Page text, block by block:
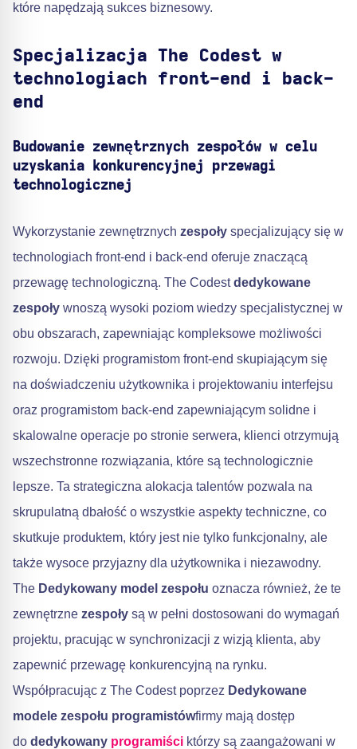
które napędzają sukces biznesowy.
Specjalizacja The Codest w
technologiach front-end i back-
end
Budowanie zewnętrznych zespołów w celu
uzyskania konkurencyjnej przewagi
technologicznej
Wykorzystanie zewnętrznych zespoły specjalizujący się w
technologiach front-end i back-end oferuje znaczącą
przewagę technologiczną. The Codestdedykowane
zespoły wnoszą wysoki poziom wiedzy specjalistycznej w
obu obszarach, zapewniając kompleksowe możliwości
rozwoju. Dzięki programistom front-end skupiającym się
na doświadczeniu użytkownika i projektowaniu interfejsu
oraz programistom back-end zapewniającym solidne i
skalowalne operacje po stronie serwera, klienci otrzymują
wszechstronne rozwiązania, które są technologicznie
lepsze. Ta strategiczna alokacja talentów pozwala na
skrupulatną dbałość o wszystkie aspekty techniczne, co
skutkuje produktem, który jest nie tylko funkcjonalny, ale
także wysoce przyjazny dla użytkownika i niezawodny.
The Dedykowany model zespołu oznacza również, że te
zewnętrzne zespoły są w pełni dostosowani do wymagań
projektu, pracując w synchronizacji z wizją klienta, aby
zapewnić przewagę konkurencyjną na rynku.
Współpracując z The Codest poprzez Dedykowane
modele zespołu programistówfirmy mają dostęp
do dedykowany programiści którzy są zaangażowani w